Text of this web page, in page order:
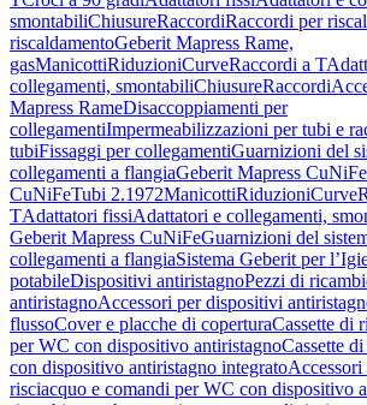
smontabiliChiusureRaccordiRaccordi per
riscaldamentoGeberit Mapress Rame,
gasManicottiRiduzioniCurveRaccordi a T
collegamenti, smontabiliChiusureRaccordi
Mapress RameDisaccoppiamenti per
collegamentiImpermeabilizzazioni per tubi e
tubiFissaggi per collegamentiGuarnizioni del
collegamenti a flangiaGeberit Mapress CuNiFe
CuNiFeTubi 2.1972ManicottiRiduzioniCurve
TAdattatori fissiAdattatori e collegamenti,
Geberit Mapress CuNiFeGuarnizioni del
collegamenti a flangiaSistema Geberit per
potabileDispositivi antiristagnoPezzi di
antiristagnoAccessori per dispositivi
flussoCover e placche di coperturaCassette di
per WC con dispositivo antiristagnoCassette
con dispositivo antiristagno integratoAccessori
risciacquo e comandi per WC con dispositivo